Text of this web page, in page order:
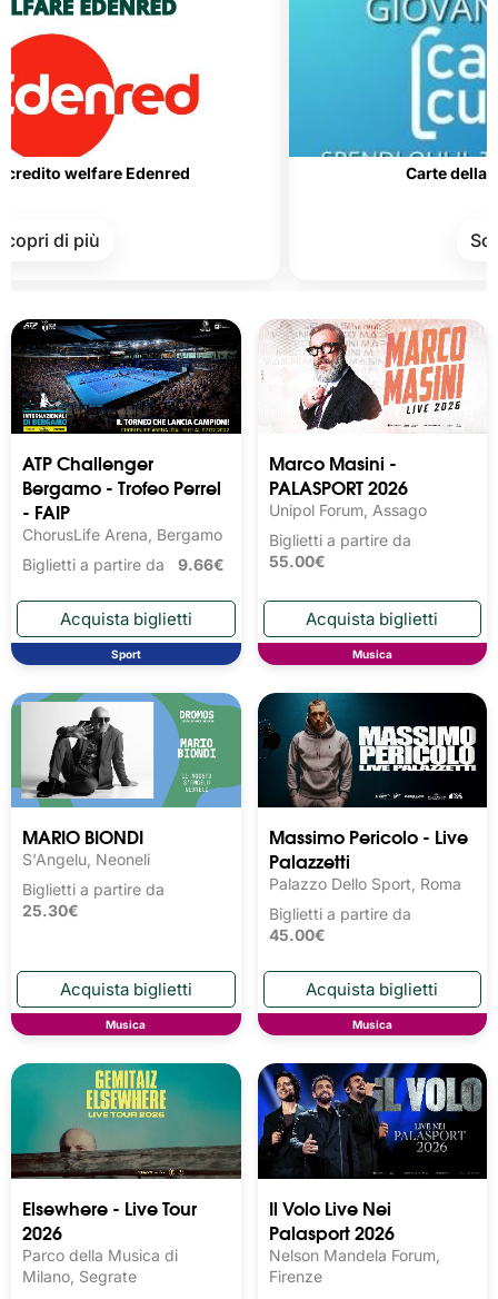
ATP Challenger
Bergamo - Trofeo Perrel
- FAIP
ChorusLife Arena, Bergamo
Biglietti a partire da 9.66€
Sport
Marco Masini -
PALASPORT 2026
Unipol Forum, Assago
Biglietti a partire da
55.00€
Musica
MARIO BIONDI
S'Angelu, Neoneli
Biglietti a partire da
25.30€
Musica
Massimo Pericolo - Live
Palazzetti
Palazzo Dello Sport, Roma
Biglietti a partire da
45.00€
Musica
Elsewhere - Live Tour
2026
Parco della Musica di
Milano, Segrate
Il Volo Live Nei
Palasport 2026
Nelson Mandela Forum,
Firenze
Edenred Carte della Cultura
Scopri di